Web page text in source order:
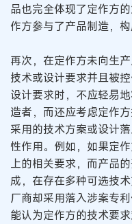
品也完全体现了定作方
作方参与了产品制造，
再次，在定作方未向生
技术或设计要求并且被
设计要求时，不应轻易
造者，而还应考虑定作
采用的技术方案或设计
性作用。例如，如果定
上的相关要求，而产品
成，在存在多种可选技
厂商却采用落入涉案专
能认为定作方的技术要